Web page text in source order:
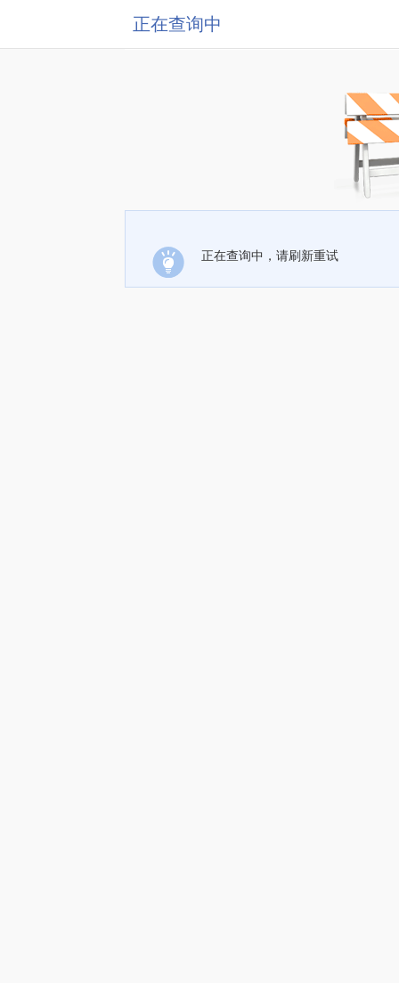
正在查询中
正在查询中，请刷新重试